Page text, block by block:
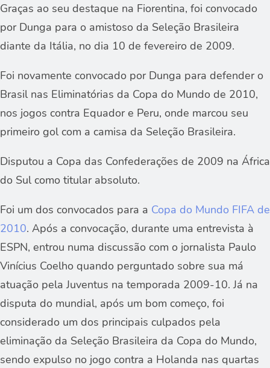
Graças ao seu destaque na Fiorentina, foi convocado
por Dunga para o amistoso da Seleção Brasileira
diante da Itália, no dia 10 de fevereiro de 2009.
Foi novamente convocado por Dunga para defender o
Brasil nas Eliminatórias da Copa do Mundo de 2010,
nos jogos contra Equador e Peru, onde marcou seu
primeiro gol com a camisa da Seleção Brasileira.
Disputou a Copa das Confederações de 2009 na África
do Sul como titular absoluto.
Foi um dos convocados para a Copa do Mundo FIFA de
2010. Após a convocação, durante uma entrevista à
ESPN, entrou numa discussão com o jornalista Paulo
Vinícius Coelho quando perguntado sobre sua má
atuação pela Juventus na temporada 2009-10. Já na
disputa do mundial, após um bom começo, foi
considerado um dos principais culpados pela
eliminação da Seleção Brasileira da Copa do Mundo,
sendo expulso no jogo contra a Holanda nas quartas